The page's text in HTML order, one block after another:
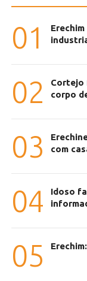
01
02
Cortejo
corpo
03
com
04
Idoso
05